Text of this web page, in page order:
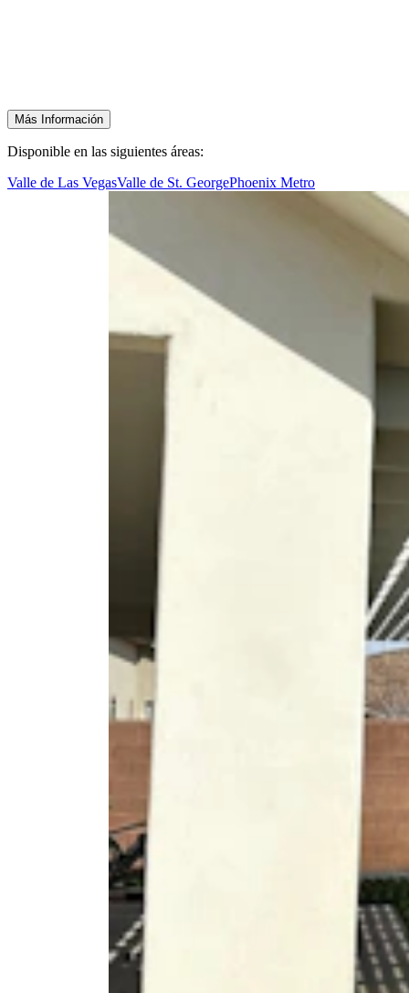
Más Información
Disponible en las siguientes áreas:
Valle de Las VegasValle de St. GeorgePhoenix Metro